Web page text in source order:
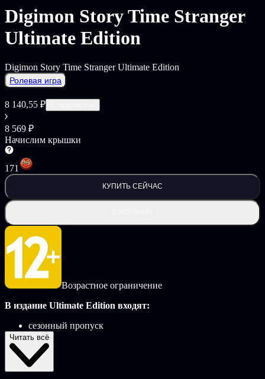
Digimon Story Time Stranger
Ultimate Edition
Digimon Story Time Stranger Ultimate Edition
Ролевая игра
8 140,55 ₽
8 569 ₽
Начислим крышки
171
КУПИТЬ СЕЙЧАС
Возрастное ограничение
В издание Ultimate Edition входят:
сезонный пропуск
Читать всё